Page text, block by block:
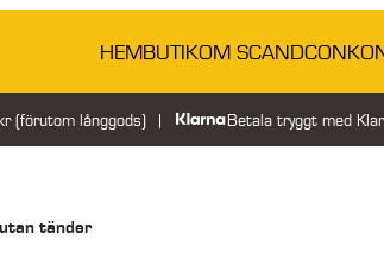
HEMBUTIKOM SCANDCON
(förutom långgods) Betala tryggt med
tänder